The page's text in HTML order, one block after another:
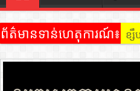
ព័ត៌មានទាន់ហេតុការណ៍៖ ខ្សឹ